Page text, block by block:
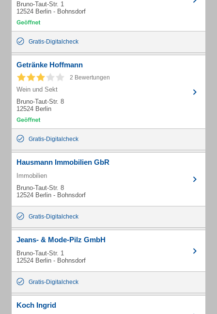
Bruno-Taut-Str. 1
12524 Berlin - Bohnsdorf
Gratis-Digitalcheck
Getränke Hoffmann
2 Bewertungen
Wein und Sekt
Bruno-Taut-Str. 8
12524 Berlin
Gratis-Digitalcheck
Hausmann Immobilien GbR
Immobilien
Bruno-Taut-Str. 8
12524 Berlin - Bohnsdorf
Gratis-Digitalcheck
Jeans- & Mode-Pilz GmbH
Bruno-Taut-Str. 1
12524 Berlin - Bohnsdorf
Gratis-Digitalcheck
Koch Ingrid